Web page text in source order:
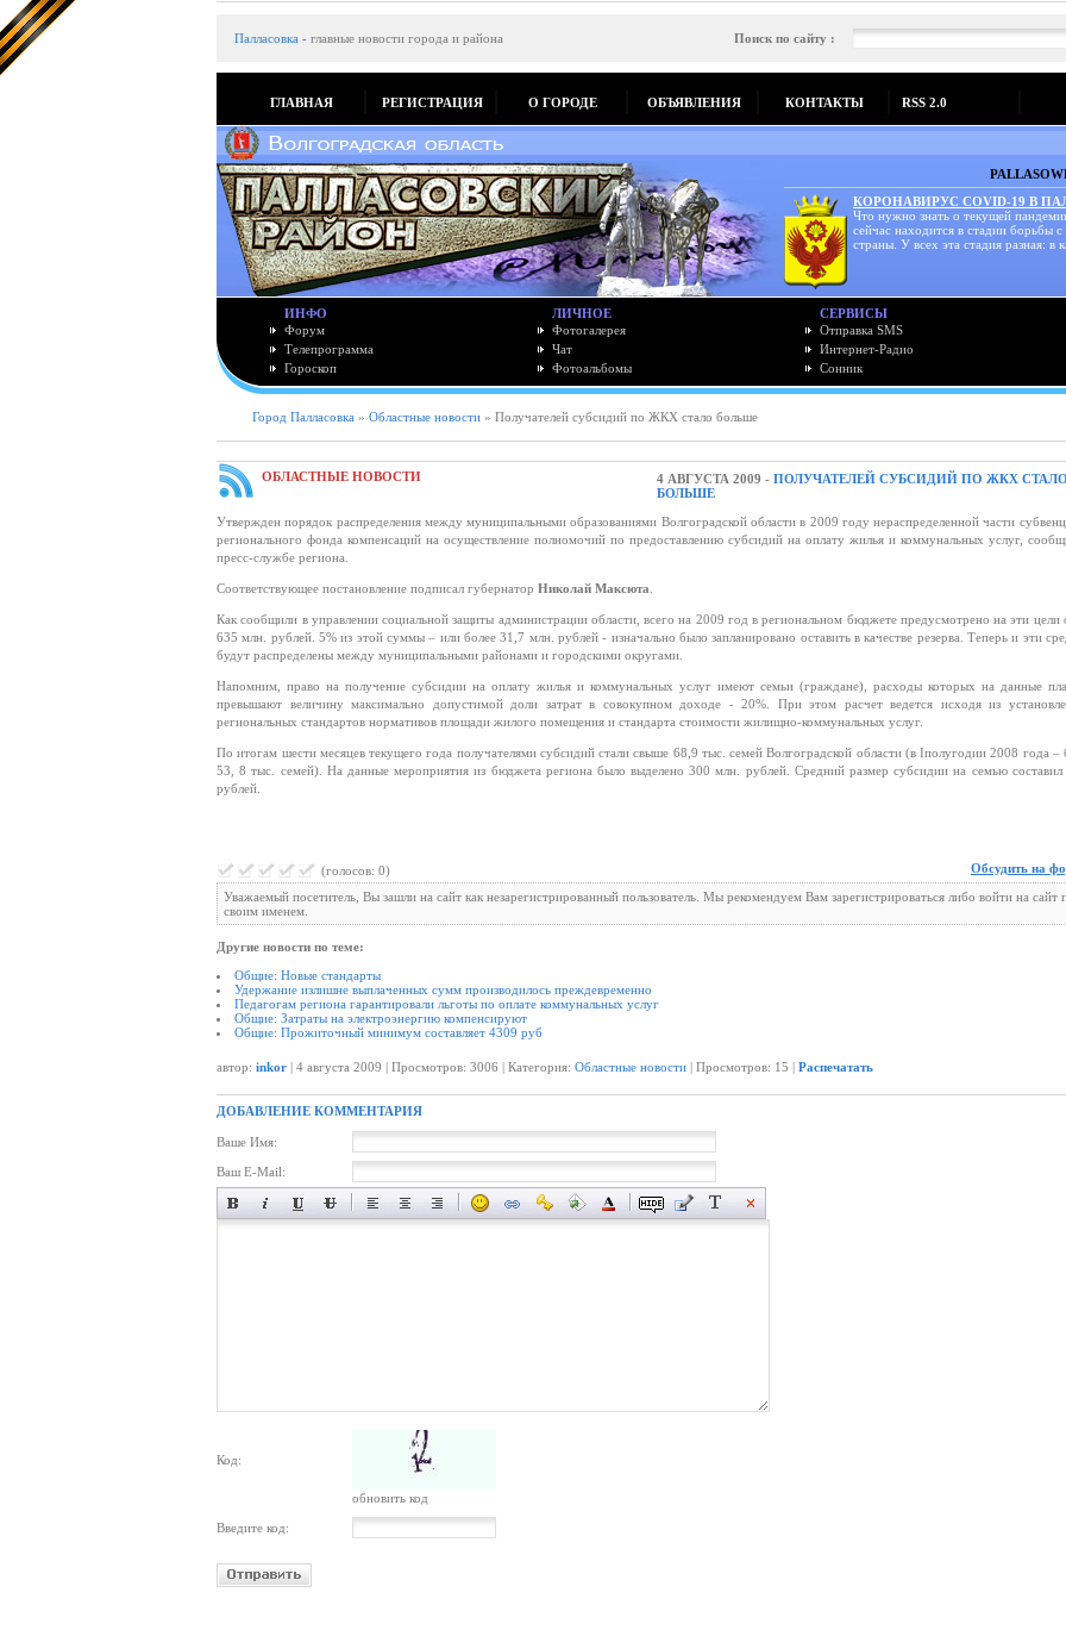
Палласовка - главные новости города и района Поиск по сайту :
ГЛАВНАЯ РЕГИСТРАЦИЯ О ГОРОДЕ ОБЪЯВЛЕНИЯ КОНТАКТЫ RSS 2.0
КОРОНАВИРУС COVID-19 В
Что нужно знать о текущей
сейчас находится в стадии борьбы
страны. У всех эта стадия разная: в
ИНФО
Форум
Телепрограмма
Гороскоп
ЛИЧНОЕ
Фотогалерея
Чат
Фотоальбомы
СЕРВИСЫ
Отправка SMS
Интернет-Радио
Сонник
Город Палласовка » Областные новости » Получателей субсидий по ЖКХ стало больше
ОБЛАСТНЫЕ НОВОСТИ 4 АВГУСТА 2009 - ПОЛУЧАТЕЛЕЙ СУБСИДИЙ ПО ЖКХ
БОЛЬШЕ
Утвержден порядок распределения между муниципальными образованиями Волгоградской области в 2009 году нераспределенной части
регионального фонда компенсаций на осуществление полномочий по предоставлению субсидий на оплату жилья и коммунальных услуг,
пресс-службе региона.
Соответствующее постановление подписал губернатор Николай Максюта
Как сообщили в управлении социальной защиты администрации области, всего на 2009 год в региональном бюджете предусмотрено на эти цели
635 млн. рублей. 5% из этой суммы – или более 31,7 млн. рублей - изначально было запланировано оставить в качестве резерва. Теперь и эти
будут распределены между муниципальными районами и городскими округами.
Напомним, право на получение субсидии на оплату жилья и коммунальных услуг имеют семьи (граждане), расходы которых на данные
превышают величину максимально допустимой доли затрат в совокупном доходе - 20%. При этом расчет ведется исходя из
региональных стандартов нормативов площади жилого помещения и стандарта стоимости жилищно-коммунальных услуг.
По итогам шести месяцев текущего года получателями субсидий стали свыше 68,9 тыс. семей Волгоградской области (в Iполугодии 2008 года –
53, 8 тыс. семей). На данные мероприятия из бюджета региона было выделено 300 млн. рублей. Средний размер субсидии на семью
рублей.
(голосов: 0)
Обсудить на
Уважаемый посетитель, Вы зашли на сайт как незарегистрированный пользователь. Мы рекомендуем Вам зарегистрироваться либо войти на сайт
своим именем.
Другие новости по теме:
Общие: Новые стандарты
Удержание излишне выплаченных сумм производилось преждевременно
Педагогам региона гарантировали льготы по оплате коммунальных услуг
Общие: Затраты на электроэнергию компенсируют
Общие: Прожиточный минимум составляет 4309 руб
автор: inkor | 4 августа 2009 | Просмотров: 3006 | Категория: Областные новости | Просмотров: 15 | Распечатать
ДОБАВЛЕНИЕ КОММЕНТАРИЯ
Ваше Имя:
Ваш E-Mail:
Код:
обновить код
Введите код: